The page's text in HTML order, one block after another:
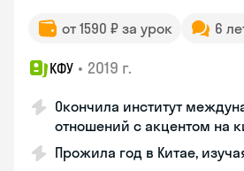
от 1590 ₽ за урок 6
КФУ • 2019 г.
Окончила институт
отношений с акцентом на
Прожила год в Китае,